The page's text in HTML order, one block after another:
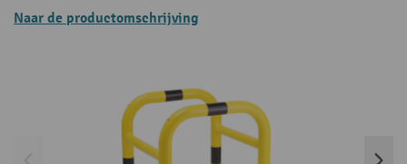
Naar de productomschrijving